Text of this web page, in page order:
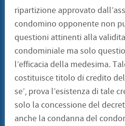
ripartizione approvato
condomino opponente non
questioni attinenti alla
condominiale ma solo
l’efficacia della medesima.
costituisce titolo di credito
se’, prova l’esistenza di tale
solo la concessione del
anche la condanna del